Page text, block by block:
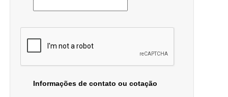
Informações de contato ou cotação